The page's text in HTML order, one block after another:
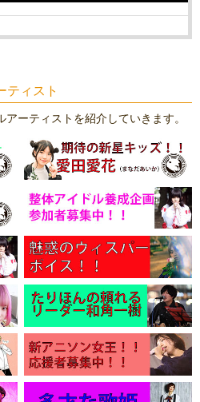
ティスト
ーティストを紹介していきます。